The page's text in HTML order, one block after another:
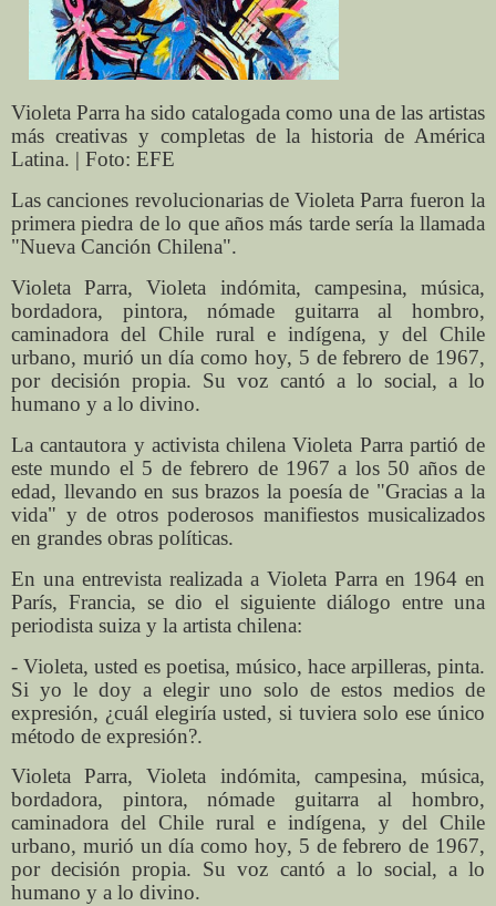
Violeta Parra ha sido catalogada como una de las artistas
más creativas y completas de la historia de América
Latina. | Foto: EFE
Las canciones revolucionarias de Violeta Parra fueron la
primera piedra de lo que años más tarde sería la llamada
"Nueva Canción Chilena".
Violeta Parra, Violeta indómita, campesina, música,
bordadora, pintora, nómade guitarra al hombro,
caminadora del Chile rural e indígena, y del Chile
urbano, murió un día como hoy, 5 de febrero de 1967,
por decisión propia. Su voz cantó a lo social, a lo
humano y a lo divino.
La cantautora y activista chilena Violeta Parra partió de
este mundo el 5 de febrero de 1967 a los 50 años de
edad, llevando en sus brazos la poesía de "Gracias a la
vida" y de otros poderosos manifiestos musicalizados
en grandes obras políticas.
En una entrevista realizada a Violeta Parra en 1964 en
París, Francia, se dio el siguiente diálogo entre una
periodista suiza y la artista chilena:
- Violeta, usted es poetisa, músico, hace arpilleras, pinta.
Si yo le doy a elegir uno solo de estos medios de
expresión, ¿cuál elegiría usted, si tuviera solo ese único
método de expresión?.
Violeta Parra, Violeta indómita, campesina, música,
bordadora, pintora, nómade guitarra al hombro,
caminadora del Chile rural e indígena, y del Chile
urbano, murió un día como hoy, 5 de febrero de 1967,
por decisión propia. Su voz cantó a lo social, a lo
humano y a lo divino.